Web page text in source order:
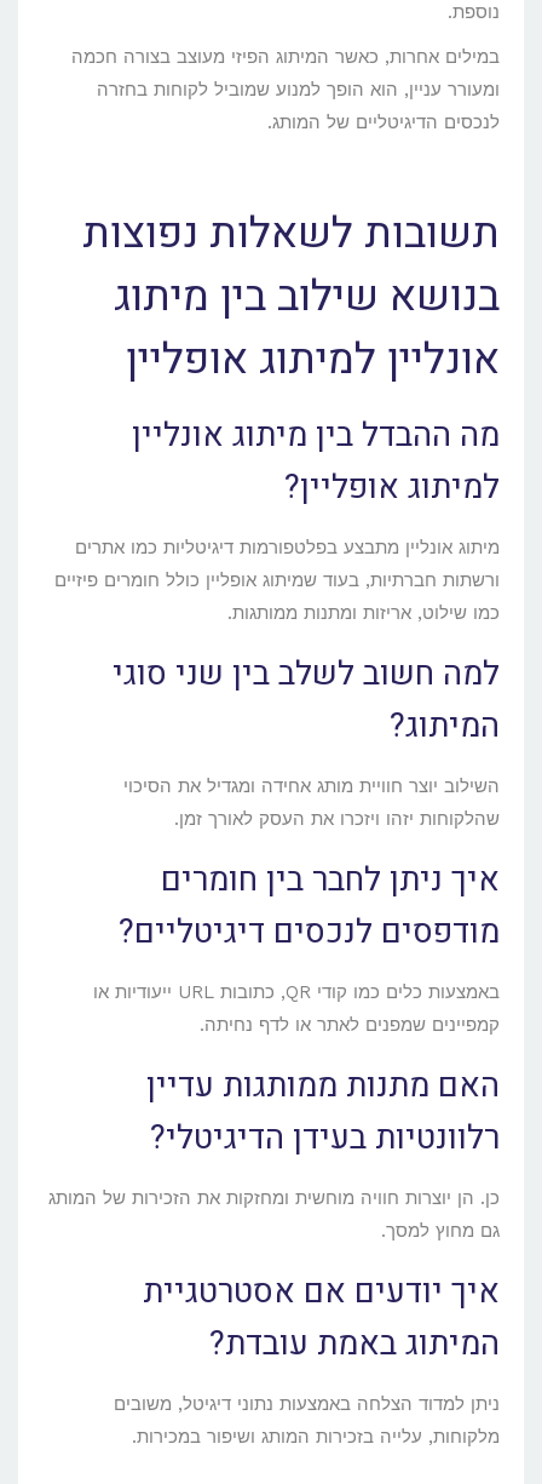
נוספת.
במילים אחרות, כאשר המיתוג הפיזי מעוצב בצורה חכמה
ומעורר עניין, הוא הופך למנוע שמוביל לקוחות בחזרה
לנכסים הדיגיטליים של המותג.
תשובות לשאלות נפוצות
בנושא שילוב בין מיתוג
אונליין למיתוג אופליין
מה ההבדל בין מיתוג אונליין
למיתוג אופליין?
מיתוג אונליין מתבצע בפלטפורמות דיגיטליות כמו אתרים
ורשתות חברתיות, בעוד שמיתוג אופליין כולל חומרים פיזיים
כמו שילוט, אריזות ומתנות ממותגות.
למה חשוב לשלב בין שני סוגי
המיתוג?
השילוב יוצר חוויית מותג אחידה ומגדיל את הסיכוי
שהלקוחות יזהו ויזכרו את העסק לאורך זמן.
איך ניתן לחבר בין חומרים
מודפסים לנכסים דיגיטליים?
באמצעות כלים כמו קודי QR, כתובות URL ייעודיות או
קמפיינים שמפנים לאתר או לדף נחיתה.
האם מתנות ממותגות עדיין
רלוונטיות בעידן הדיגיטלי?
כן. הן יוצרות חוויה מוחשית ומחזקות את הזכירות של המותג
גם מחוץ למסך.
איך יודעים אם אסטרטגיית
המיתוג באמת עובדת?
ניתן למדוד הצלחה באמצעות נתוני דיגיטל, משובים
מלקוחות, עלייה בזכירות המותג ושיפור במכירות.